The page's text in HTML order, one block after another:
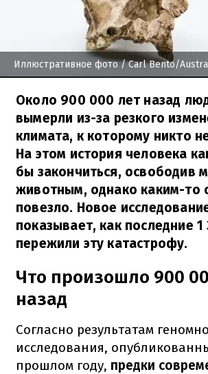
Иллюстративное фото/ Carl Bento/
Около 900 000 лет назад
вымерли из-за резкого
климата, к которому никто
На этом история человека
бы закончиться, освободив
животным, однако каким-то
повезло. Новое
показывает, как последние
пережили эту катастрофу.
Что произошло 900
назад
Согласно результатам
исследования,
прошлом году, предки